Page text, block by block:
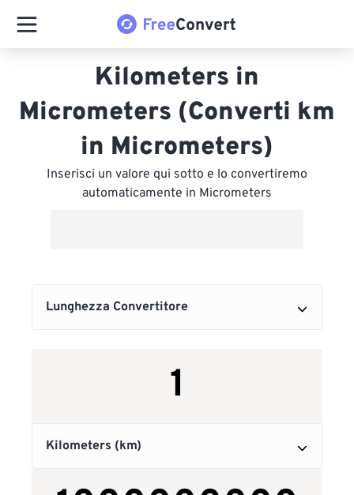
Kilometers in
Micrometers (Converti km
in Micrometers)
Inserisci un valore qui sotto e lo convertiremo
automaticamente in Micrometers